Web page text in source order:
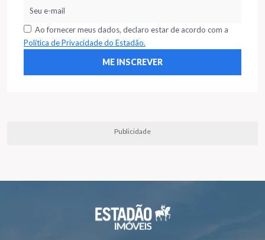
Ao fornecer meus dados, declaro estar de acordo com a
Política de Privacidade do Estadão.
Publicidade